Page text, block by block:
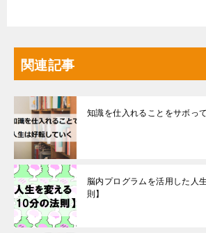
関連記事
知識を仕入れることをサボっ
脳内プログラムを活用した人
則】